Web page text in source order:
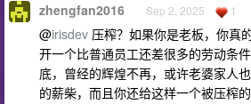
zhengfan2016 Sep 2, 2025 1
@irisdev 压榨？如果你是老板，你真
开一个比普通员工还差很多的劳动条
底，曾经的辉煌不再，或许老婆家人
的薪柴，而且你还给这样一个被压榨